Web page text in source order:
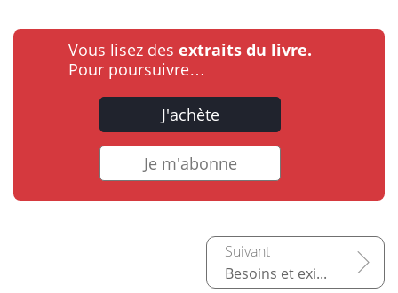
Vous lisez des extraits du livre.
Pour poursuivre…
J'achète
Je m'abonne
Besoins et exigences